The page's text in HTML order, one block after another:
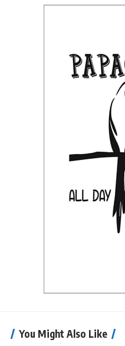
You Might Also Like